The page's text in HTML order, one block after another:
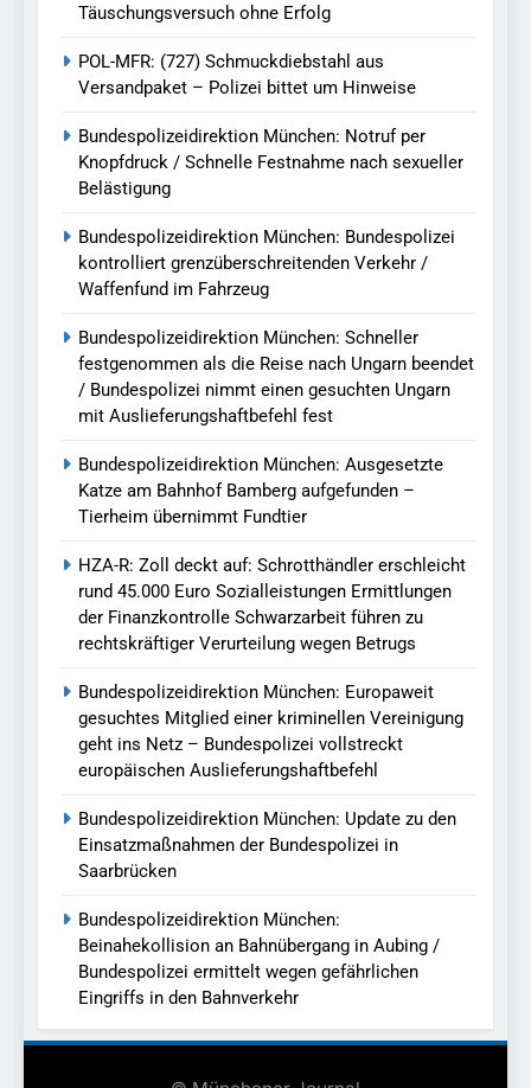
Täuschungsversuch ohne Erfolg
POL-MFR: (727) Schmuckdiebstahl aus
Versandpaket – Polizei bittet um Hinweise
Bundespolizeidirektion München: Notruf per
Knopfdruck / Schnelle Festnahme nach sexueller
Belästigung
Bundespolizeidirektion München: Bundespolizei
kontrolliert grenzüberschreitenden Verkehr /
Waffenfund im Fahrzeug
Bundespolizeidirektion München: Schneller
festgenommen als die Reise nach Ungarn beendet
/ Bundespolizei nimmt einen gesuchten Ungarn
mit Auslieferungshaftbefehl fest
Bundespolizeidirektion München: Ausgesetzte
Katze am Bahnhof Bamberg aufgefunden –
Tierheim übernimmt Fundtier
HZA-R: Zoll deckt auf: Schrotthändler erschleicht
rund 45.000 Euro Sozialleistungen Ermittlungen
der Finanzkontrolle Schwarzarbeit führen zu
rechtskräftiger Verurteilung wegen Betrugs
Bundespolizeidirektion München: Europaweit
gesuchtes Mitglied einer kriminellen Vereinigung
geht ins Netz – Bundespolizei vollstreckt
europäischen Auslieferungshaftbefehl
Bundespolizeidirektion München: Update zu den
Einsatzmaßnahmen der Bundespolizei in
Saarbrücken
Bundespolizeidirektion München:
Beinahekollision an Bahnübergang in Aubing /
Bundespolizei ermittelt wegen gefährlichen
Eingriffs in den Bahnverkehr